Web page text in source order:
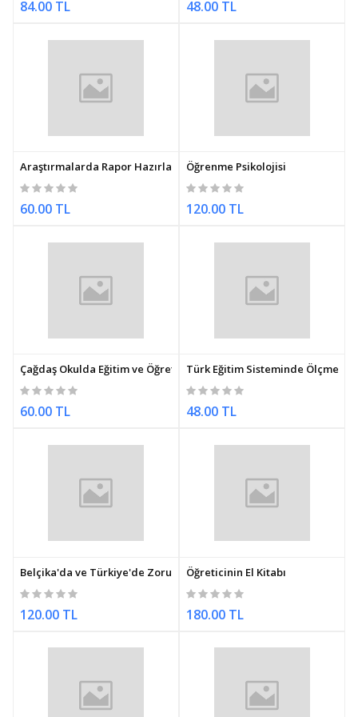
84.00 TL 48.00 TL
Araştırmalarda Rapor Hazırlama
60.00 TL
Öğrenme Psikolojisi
120.00 TL
Çağdaş Okulda Eğitim ve Öğretim
60.00 TL
Türk Eğitim Sisteminde Ölçme
48.00 TL
Belçika'da ve Türkiye'de Zorunlu Eğitim
120.00 TL
Öğreticinin El Kitabı
180.00 TL